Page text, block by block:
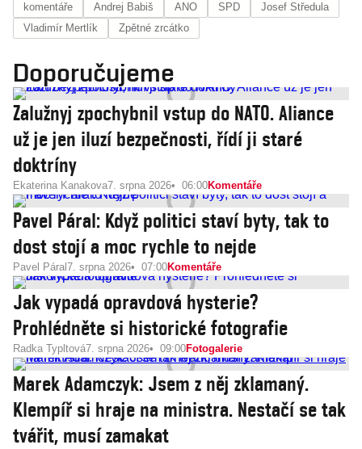
komentáře Andrej Babiš ANO SPD
Josef Středula
Vladimír Mertlík
Zpětné zrcátko
Doporučujeme
Zalužnyj zpochybnil vstup do NATO. Aliance
už je jen iluzí bezpečnosti, řídí ji staré
doktríny
Ekaterina Kanakova7. srpna 2026 06:00Komentáře
Pavel Páral: Když politici staví byty, tak to
dost stojí a moc rychle to nejde
Pavel Páral 7. srpna 2026 07:00Komentáře
Jak vypadá opravdová hysterie?
Prohlédněte si historické fotografie
Radka Typltová7. srpna 2026 09:00Fotogalerie
Marek Adamczyk: Jsem z něj zklamaný.
Klempíř si hraje na ministra. Nestačí se tak
tvářit, musí zamakat